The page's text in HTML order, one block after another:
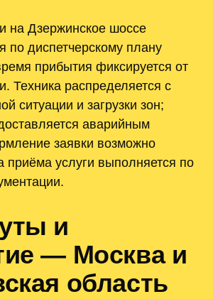
на Дзержинское шоссе
по диспетчерскому плану
прибытия фиксируется от
Техникa распределяется с
ситуации и загрузки зон;
аварийным
заявки возможно
приёма услуги выполняется по
и
— Москва и
область